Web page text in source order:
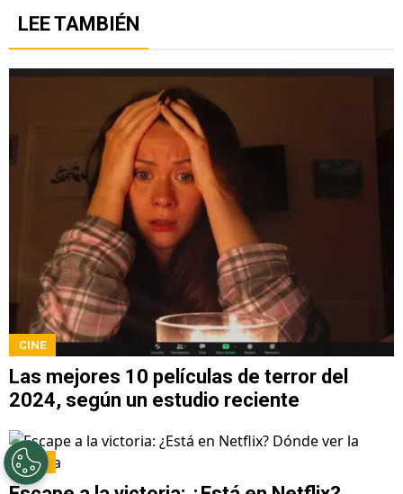
LEE TAMBIÉN
CINE
Las mejores 10 películas de terror del
2024, según un estudio reciente
CINE